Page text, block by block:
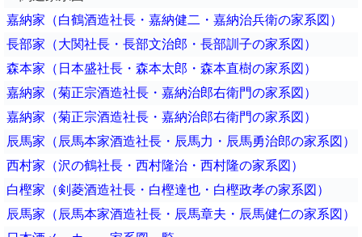
嘉納家（白鶴酒造社長・嘉納健二・嘉納治兵衛の家系図）
長部家（大関社長・長部文治郎・長部訓子の家系図）
森本家（日本盛社長・森本太郎・森本直樹の家系図）
嘉納家（菊正宗酒造社長・嘉納治郎右衛門の家系図）
嘉納家（菊正宗酒造社長・嘉納治郎右衛門の家系図）
辰馬家（辰馬本家酒造社長・辰馬力・辰馬勇治郎の家系図）
西村家（沢の鶴社長・西村隆治・西村隆の家系図）
白樫家（剣菱酒造社長・白樫達也・白樫政孝の家系図）
辰馬家（辰馬本家酒造社長・辰馬章夫・辰馬健仁の家系図）